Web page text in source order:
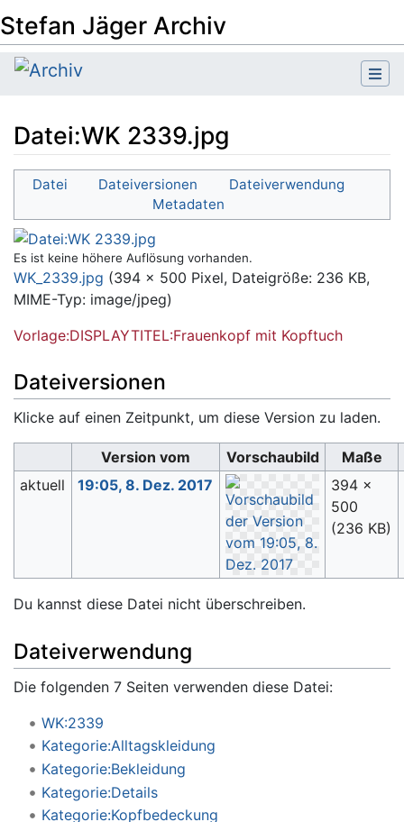
Stefan Jäger Archiv
Datei:WK 2339.jpg
Wechseln zu:Navigation,Suche
Datei Dateiversionen
Dateiverwendung
Metadaten
Es ist keine höhere Auflösung vorhanden.
WK_2339.jpg (394 × 500 Pixel, Dateigröße: 236 KB,
MIME-Typ: image/jpeg)
Vorlage:DISPLAYTITEL:Frauenkopf mit Kopftuch
Dateiversionen
Klicke auf einen Zeitpunkt, um diese Version zu laden.
Version vom Vorschaubild
Maße
aktuell
19:05, 8. Dez. 2017
394 ×
500
(236 KB)
Du kannst diese Datei nicht überschreiben.
Dateiverwendung
Die folgenden 7 Seiten verwenden diese Datei:
WK:2339
Kategorie:Alltagskleidung
Kategorie:Bekleidung
Kategorie:Details
Kategorie:Kopfbedeckung